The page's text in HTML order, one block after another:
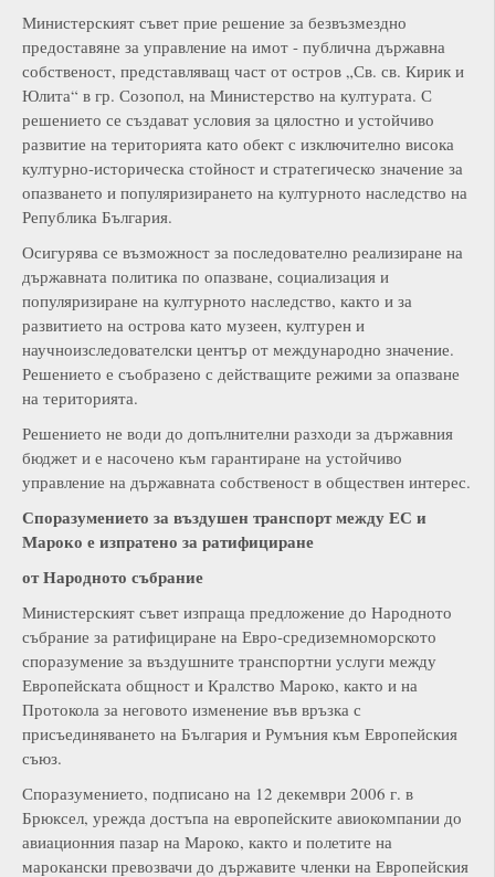
Министерският съвет прие решение за безвъзмездно
предоставяне за управление на имот - публична държавна
собственост, представляващ част от остров „Св. св. Кирик и
Юлита“ в гр. Созопол, на Министерство на културата. С
решението се създават условия за цялостно и устойчиво
развитие на територията като обект с изключително висока
културно-историческа стойност и стратегическо значение за
опазването и популяризирането на културното наследство на
Република България.
Осигурява се възможност за последователно реализиране на
държавната политика по опазване, социализация и
популяризиране на културното наследство, както и за
развитието на острова като музеен, културен и
научноизследователски център от международно значение.
Решението е съобразено с действащите режими за опазване
на територията.
Решението не води до допълнителни разходи за държавния
бюджет и е насочено към гарантиране на устойчиво
управление на държавната собственост в обществен интерес.
Споразумението за въздушен транспорт между ЕС и
Мароко е изпратено за ратифициране
от Народното събрание
Министерският съвет изпраща предложение до Народното
събрание за ратифициране на Евро-средиземноморското
споразумение за въздушните транспортни услуги между
Европейската общност и Кралство Мароко, както и на
Протокола за неговото изменение във връзка с
присъединяването на България и Румъния към Европейския
съюз.
Споразумението, подписано на 12 декември 2006 г. в
Брюксел, урежда достъпа на европейските авиокомпании до
авиационния пазар на Мароко, както и полетите на
марокански превозвачи до държавите членки на Европейския